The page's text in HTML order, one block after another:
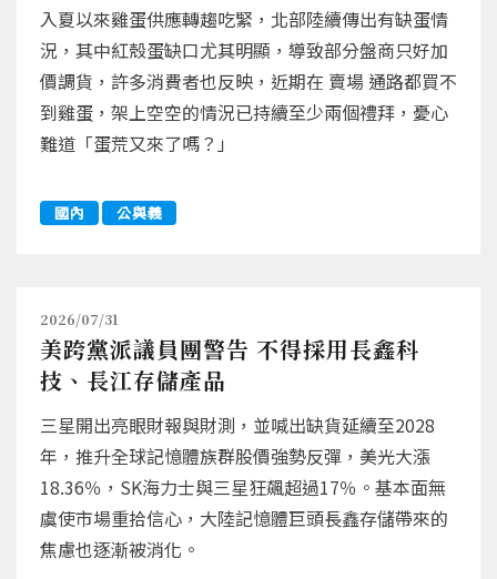
入夏以來雞蛋供應轉趨吃緊，北部陸續傳出有缺蛋情
況，其中紅殼蛋缺口尤其明顯，導致部分盤商只好加
價調貨，許多消費者也反映，近期在 賣場 通路都買不
到雞蛋，架上空空的情況已持續至少兩個禮拜，憂心
難道「蛋荒又來了嗎？」
國內 公與義
2026/07/31
美跨黨派議員團警告 不得採用長鑫科
技、長江存儲產品
三星開出亮眼財報與財測，並喊出缺貨延續至2028
年，推升全球記憶體族群股價強勢反彈，美光大漲
18.36％，SK海力士與三星狂飆超過17％。基本面無
虞使市場重拾信心，大陸記憶體巨頭長鑫存儲帶來的
焦慮也逐漸被消化。